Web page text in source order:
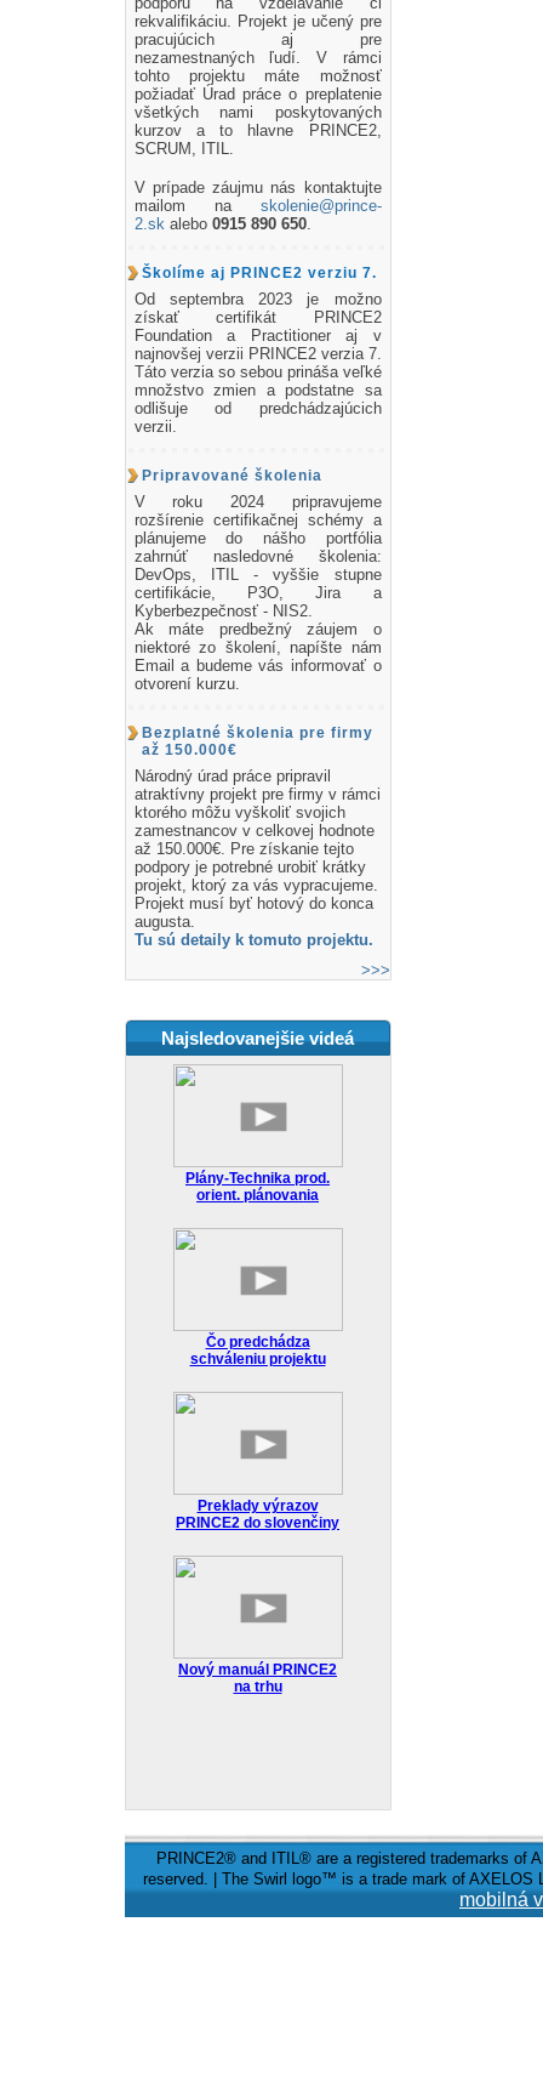
rekvalifikáciu. Projekt je učený pre
pracujúcich aj pre
nezamestnaných ľudí. V rámci
tohto projektu máte možnosť
požiadať Úrad práce o preplatenie
všetkých nami poskytovaných
kurzov a to hlavne PRINCE2,
SCRUM, ITIL.
V prípade záujmu nás kontaktujte
mailom na skolenie@prince-
2.skalebo 0915 890 650.
Školíme aj PRINCE2 verziu 7.
Od septembra 2023 je možno
získať certifikát PRINCE2
Foundation a Practitioner aj v
najnovšej verzii PRINCE2 verzia 7.
Táto verzia so sebou prináša veľké
množstvo zmien a podstatne sa
odlišuje od predchádzajúcich
verzii.
Pripravované školenia
V roku 2024 pripravujeme
rozšírenie certifikačnej schémy a
plánujeme do nášho portfólia
zahrnúť nasledovné školenia:
DevOps, ITIL - vyššie stupne
certifikácie, P3O, Jira a
Kyberbezpečnosť - NIS2.
Ak máte predbežný záujem o
niektoré zo školení, napíšte nám
Email a budeme vás informovať o
otvorení kurzu.
Bezplatné školenia pre firmy
až 150.000€
Národný úrad práce pripravil
atraktívny projekt pre firmy v rámci
ktorého môžu vyškoliť svojich
zamestnancov v celkovej hodnote
až 150.000€. Pre získanie tejto
podpory je potrebné urobiť krátky
projekt, ktorý za vás vypracujeme.
Projekt musí byť hotový do konca
augusta.
Tu sú detaily k tomuto projektu.
>>>
Najsledovanejšie videá
Plány-Technika prod.
orient. plánovania
Čo predchádza
schváleniu projektu
Preklady výrazov
PRINCE2 do slovenčiny
Nový manuál PRINCE2
na trhu
PRINCE2® and ITIL® are a registered trademarks of
reserved. | The Swirl logo™ is a trade mark of AXELOS
mobilná